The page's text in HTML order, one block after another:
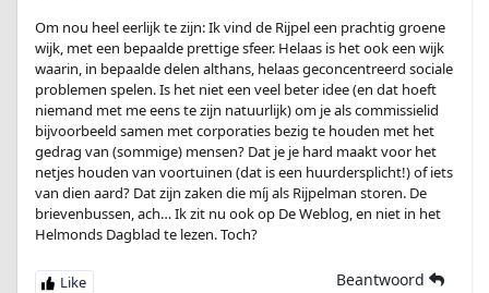
Om nou heel eerlijk te zijn: Ik vind de Rijpel een prachtig groene
wijk, met een bepaalde prettige sfeer. Helaas is het ook een wijk
waarin, in bepaalde delen althans, helaas geconcentreerd sociale
problemen spelen. Is het niet een veel beter idee (en dat hoeft
niemand met me eens te zijn natuurlijk) om je als commissielid
bijvoorbeeld samen met corporaties bezig te houden met het
gedrag van (sommige) mensen? Dat je je hard maakt voor het
netjes houden van voortuinen (dat is een huurdersplicht!) of iets
van dien aard? Dat zijn zaken die míj als Rijpelman storen. De
brievenbussen, ach… Ik zit nu ook op De Weblog, en niet in het
Helmonds Dagblad te lezen. Toch?
Beantwoord